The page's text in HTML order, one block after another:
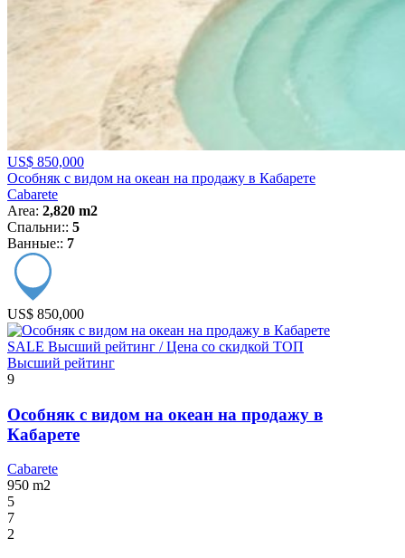
US$ 850,000
Особняк с видом на океан на продажу в Кабарете
Cabarete
Area: 2,820 m2
Спальни:: 5
Ванные:: 7
US$ 850,000
SALE Высший рейтинг / Цена со скидкой ТОП
Высший рейтинг
9
Особняк с видом на океан на продажу в
Кабарете
Cabarete
950 m2
5
7
2